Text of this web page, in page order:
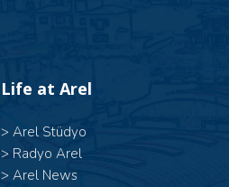
Life at Arel
> Arel Stüdyo
> Radyo Arel
> Arel News